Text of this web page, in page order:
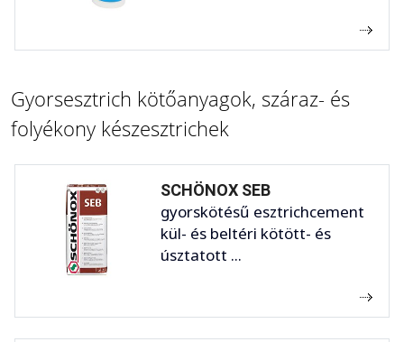
Gyorsesztrich kötőanyagok, száraz- és
folyékony készesztrichek
SCHÖNOX SEB
gyorskötésű esztrichcement
kül- és beltéri kötött- és
úsztatott ...